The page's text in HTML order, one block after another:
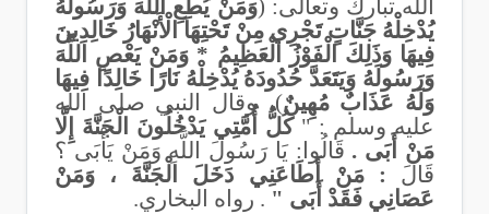
الله تبارك وتعالى: (وَمَنْ يُطِعِ اللَّهَ وَرَسُولَهُ
يُدْخِلْهُ جَنَّاتٍ تَجْرِي مِنْ تَحْتِهَا الْأَنْهَارُ خَالِدِينَ
فِيهَا وَذَلِكَ الْفَوْزُ الْعَظِيمُ * وَمَنْ يَعْصِ اللَّهَ
وَرَسُولَهُ وَيَتَعَدَّ حُدُودَهُ يُدْخِلْهُ نَارًا خَالِدًا فِيهَا
وَلَهُ عَذَابٌ مُهِينٌ)، وقال النبي صلى الله
عليه وسلم : "كُلُّ أُمَّتِي يَدْخُلُونَ الْجَنَّةَ إِلَّا
مَنْ أَبَى . قَالُوا: يَا رَسُولَ اللَّهِ وَمَنْ يَأْبَى ؟
قَالَ : مَنْ أَطَاعَنِي دَخَلَ الْجَنَّةَ ، وَمَنْ
عَصَانِي فَقَدْ أَبَى " . رواه البخاري.